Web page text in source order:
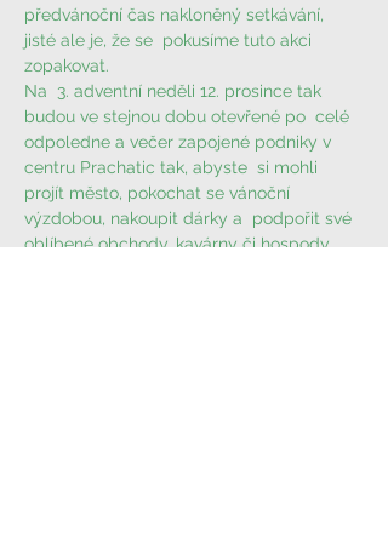
předvánoční čas nakloněný setkávání,
jisté ale je, že se  pokusíme tuto akci
zopakovat.
Na  3. adventní neděli 12. prosince tak
budou ve stejnou dobu otevřené po  celé
odpoledne a večer zapojené podniky v
centru Prachatic tak, abyste  si mohli
projít město, pokochat se vánoční
výzdobou, nakoupit dárky a  podpořit své
oblíbené obchody, kavárny či hospody.